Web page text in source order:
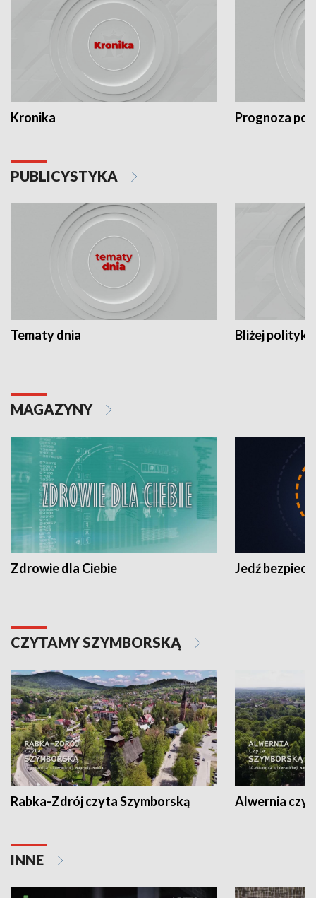
Kronika Prognoza
PUBLICYSTYKA
Tematy dnia Bliżej polityki
MAGAZYNY
Zdrowie dla Ciebie Jedź
CZYTAMY SZYMBORSKĄ
Rabka-Zdrój czyta Szymborską Alwernia
INNE